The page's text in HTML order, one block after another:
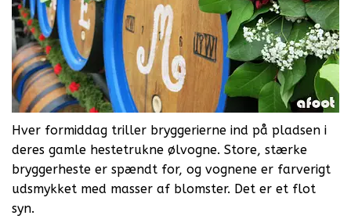
Hver formiddag triller bryggerierne ind på pladsen i
deres gamle hestetrukne ølvogne. Store, stærke
bryggerheste er spændt for, og vognene er farverigt
udsmykket med masser af blomster. Det er et flot
syn.